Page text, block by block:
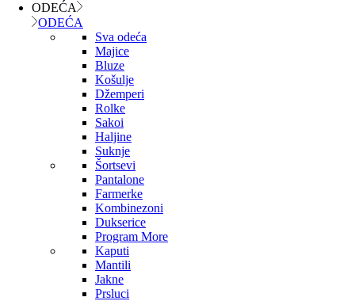
ODEĆA
ODEĆA
Sva odeća
Majice
Bluze
Košulje
Džemperi
Rolke
Sakoi
Haljine
Suknje
Šortsevi
Pantalone
Farmerke
Kombinezoni
Dukserice
Program More
Kaputi
Mantili
Jakne
Prsluci